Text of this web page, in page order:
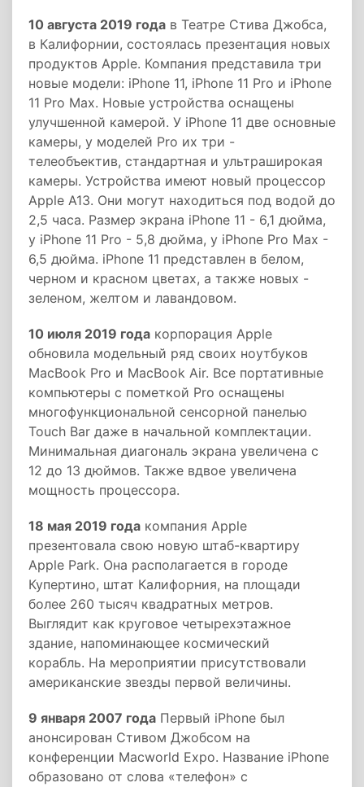
10 августа 2019 года в Театре Стива Джобса,
в Калифорнии, состоялась презентация новых
продуктов Apple. Компания представила три
новые модели: iPhone 11, iPhone 11 Pro и iPhone
11 Pro Max. Новые устройства оснащены
улучшенной камерой. У iPhone 11 две основные
камеры, у моделей Pro их три -
телеобъектив, стандартная и ультраширокая
камеры. Устройства имеют новый процессор
Apple A13. Они могут находиться под водой до
2,5 часа. Размер экрана iPhone 11 - 6,1 дюйма,
у iPhone 11 Pro - 5,8 дюйма, у iPhone Pro Max -
6,5 дюйма. iPhone 11 представлен в белом,
черном и красном цветах, а также новых -
зеленом, желтом и лавандовом.
10 июля 2019 года корпорация Apple
обновила модельный ряд своих ноутбуков
MacBook Pro и MacBook Air. Все портативные
компьютеры с пометкой Pro оснащены
многофункциональной сенсорной панелью
Touch Bar даже в начальной комплектации.
Минимальная диагональ экрана увеличена с
12 до 13 дюймов. Также вдвое увеличена
мощность процессора.
18 мая 2019 года компания Apple
презентовала свою новую штаб-квартиру
Apple Park. Она располагается в городе
Купертино, штат Калифорния, на площади
более 260 тысяч квадратных метров.
Выглядит как круговое четырехэтажное
здание, напоминающее космический
корабль. На мероприятии присутствовали
американские звезды первой величины.
9 января 2007 года Первый iPhone был
анонсирован Стивом Джобсом на
конференции Macworld Expo. Название iPhone
образовано от слова «телефон» с